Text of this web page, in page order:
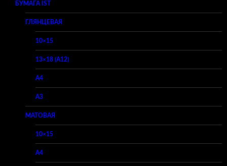
БУМАГА IST
ГЛЯНЦЕВАЯ
10×15
13×18 (A12)
A4
A3
МАТОВАЯ
10×15
A4